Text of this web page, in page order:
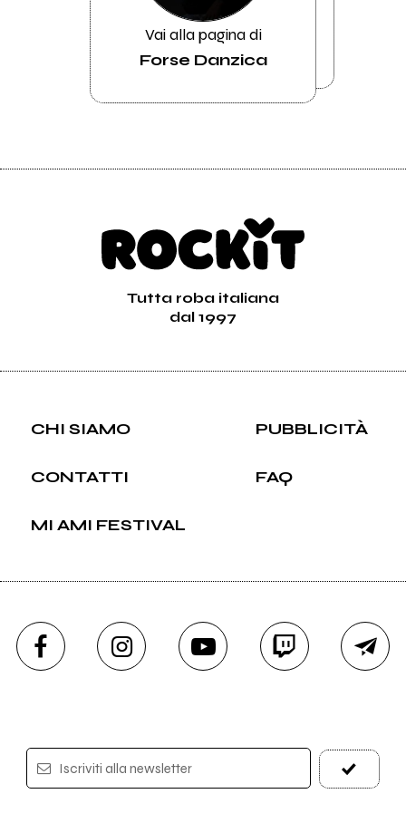
Vai alla pagina di
Forse Danzica
Tutta roba italiana
dal 1997
CHI SIAMO PUBBLICITÀ
CONTATTI FAQ
MI AMI FESTIVAL
Iscriviti alla newsletter